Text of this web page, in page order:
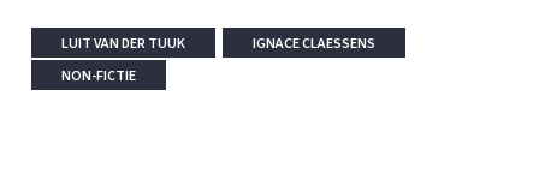
LUIT VAN DER TUUK
IGNACE CLAESSENS
NON-FICTIE